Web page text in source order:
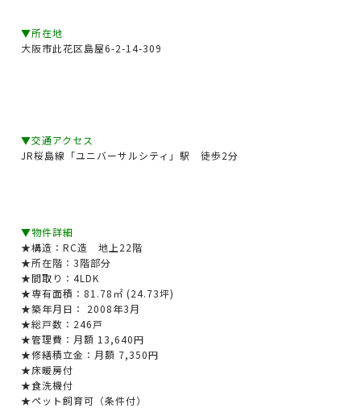
▼所在地
大阪市此花区島屋6-2-14-309
▼交通アクセス
JR桜島線「ユニバーサルシティ」駅 徒歩2分
▼物件詳細
★構造：RC造 地上22階
★所在階：3階部分
★間取り： 4LDK
★専有面積：81.78㎡ (24.73坪)
★築年月日： 2008年3月
★総戸数：246戸
★管理費：月額 13,640円
★修繕積立金：月額 7,350円
★床暖房付
★食洗機付
★ペット飼育可（条件付）